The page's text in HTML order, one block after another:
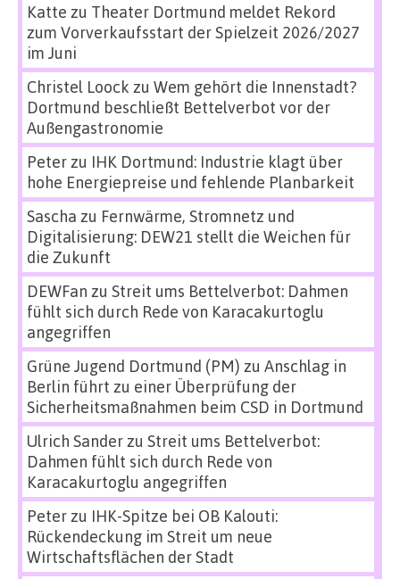
Katte zu Theater Dortmund meldet Rekord
zum Vorverkaufsstart der Spielzeit 2026/2027
im Juni
Christel Loock zu Wem gehört die Innenstadt?
Dortmund beschließt Bettelverbot vor der
Außengastronomie
Peterzu IHK Dortmund: Industrie klagt über
hohe Energiepreise und fehlende Planbarkeit
Sascha zu Fernwärme, Stromnetz und
Digitalisierung: DEW21 stellt die Weichen für
die Zukunft
DEWFan zu Streit ums Bettelverbot: Dahmen
fühlt sich durch Rede von Karacakurtoglu
angegriffen
Grüne Jugend Dortmund (PM) zu Anschlag in
Berlin führt zu einer Überprüfung der
Sicherheitsmaßnahmen beim CSD in Dortmund
Ulrich Sanderzu Streit ums Bettelverbot:
Dahmen fühlt sich durch Rede von
Karacakurtoglu angegriffen
Peterzu IHK-Spitze bei OB Kalouti:
Rückendeckung im Streit um neue
Wirtschaftsflächen der Stadt